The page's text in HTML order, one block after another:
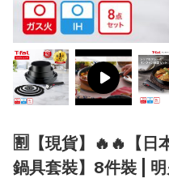
🈹【現貨】🔥🔥【日
鍋具套裝】8件裝 |